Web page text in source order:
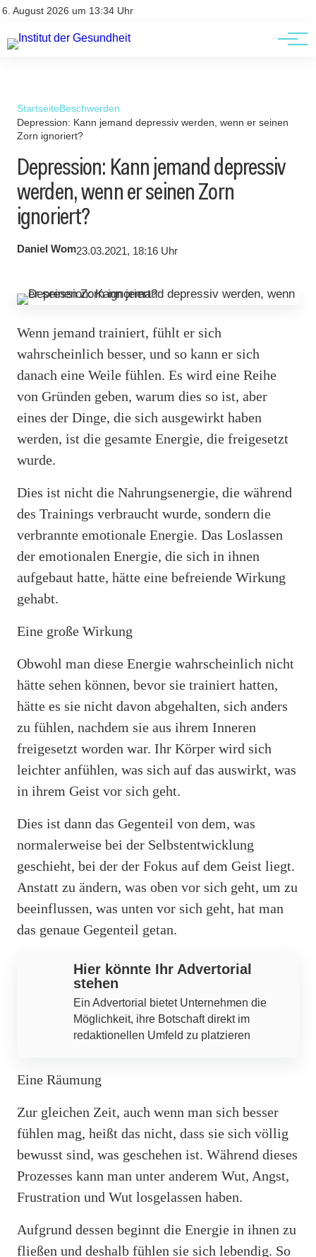
6. August 2026 um 13:34 Uhr
Kontakt
Kontakt
AGBs
StartseiteBeschwerden
Depression: Kann jemand depressiv werden, wenn er seinen
Zorn ignoriert?
Depression: Kann jemand depressiv
werden, wenn er seinen Zorn
ignoriert?
Daniel Wom23.03.2021, 18:16 Uhr
Wenn jemand trainiert, fühlt er sich
wahrscheinlich besser, und so kann er sich
danach eine Weile fühlen. Es wird eine Reihe
von Gründen geben, warum dies so ist, aber
eines der Dinge, die sich ausgewirkt haben
werden, ist die gesamte Energie, die freigesetzt
wurde.
Dies ist nicht die Nahrungsenergie, die während
des Trainings verbraucht wurde, sondern die
verbrannte emotionale Energie. Das Loslassen
der emotionalen Energie, die sich in ihnen
aufgebaut hatte, hätte eine befreiende Wirkung
gehabt.
Eine große Wirkung
Obwohl man diese Energie wahrscheinlich nicht
hätte sehen können, bevor sie trainiert hatten,
hätte es sie nicht davon abgehalten, sich anders
zu fühlen, nachdem sie aus ihrem Inneren
freigesetzt worden war. Ihr Körper wird sich
leichter anfühlen, was sich auf das auswirkt, was
in ihrem Geist vor sich geht.
Dies ist dann das Gegenteil von dem, was
normalerweise bei der Selbstentwicklung
geschieht, bei der der Fokus auf dem Geist liegt.
Anstatt zu ändern, was oben vor sich geht, um zu
beeinflussen, was unten vor sich geht, hat man
das genaue Gegenteil getan.
Hier könnte Ihr Advertorial
stehen
Ein Advertorial bietet Unternehmen die
Möglichkeit, ihre Botschaft direkt im
redaktionellen Umfeld zu platzieren
Eine Räumung
Zur gleichen Zeit, auch wenn man sich besser
fühlen mag, heißt das nicht, dass sie sich völlig
bewusst sind, was geschehen ist. Während dieses
Prozesses kann man unter anderem Wut, Angst,
Frustration und Wut losgelassen haben.
Aufgrund dessen beginnt die Energie in ihnen zu
fließen und deshalb fühlen sie sich lebendig. So